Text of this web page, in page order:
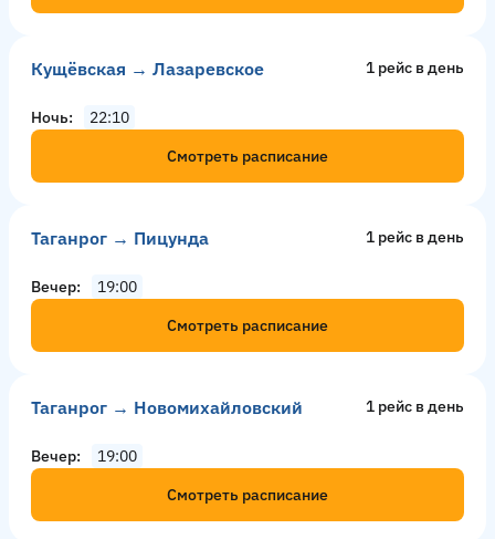
Кущёвская → Лазаревское 1 рейс в день
Ночь
22:10
Смотреть расписание
Таганрог → Пицунда 1 рейс в день
Вечер
19:00
Смотреть расписание
Таганрог → Новомихайловский 1 рейс в день
Вечер
19:00
Смотреть расписание